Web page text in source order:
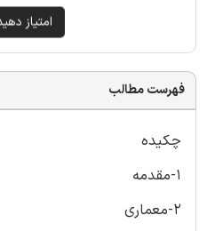
فهرست مطالب
چکیده
1-مقدمه
2-معماری